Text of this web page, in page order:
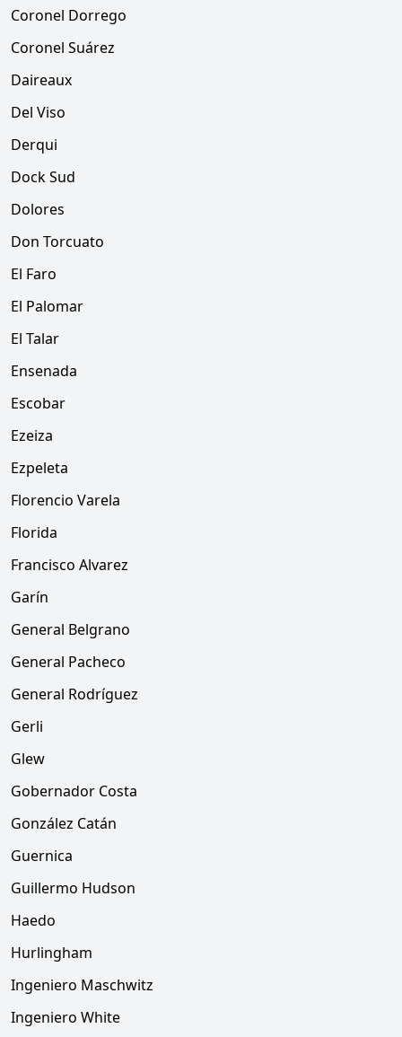
Coronel Dorrego
Coronel Suárez
Daireaux
Del Viso
Derqui
Dock Sud
Dolores
Don Torcuato
El Faro
El Palomar
El Talar
Ensenada
Escobar
Ezeiza
Ezpeleta
Florencio Varela
Florida
Francisco Alvarez
Garín
General Belgrano
General Pacheco
General Rodríguez
Gerli
Glew
Gobernador Costa
González Catán
Guernica
Guillermo Hudson
Haedo
Hurlingham
Ingeniero Maschwitz
Ingeniero White